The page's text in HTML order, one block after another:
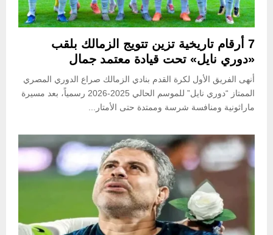
7 أرقام تاريخية تزين تتويج الزمالك بلقب
«دوري نايل» تحت قيادة معتمد جمال
أنهى الفريق الأول لكرة القدم بنادي الزمالك صراع الدوري المصري
الممتاز “دوري نايل” للموسم الحالي 2025-2026 رسمياً، بعد مسيرة
ماراثونية ومنافسة شرسة وممتدة حتى الأمتار...